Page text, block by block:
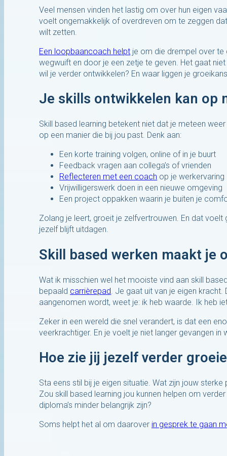
Veel mensen vinden het lastig om over hun eigen
voelt ongemakkelijk of overdreven om te zeggen
wilt zetten.
Een loopbaancoach helpt je om die drempel over te
wegwuift en door je een zetje te geven. Het gaat
wil je verder ontwikkelen? En waar liggen je
Je skills ontwikkelen kan op
Skill based learning betekent niet dat je meteen
op een manier die bij jou past. Denk aan:
Een korte training volgen, online of in je buurt
Feedback vragen aan collega’s of vrienden
Reflecteren met een coach op je werkervaring
Vrijwilligerswerk doen in een nieuwe omgeving
Een project oppakken waarin je buiten je
Zolang je leert, groeit je zelfvertrouwen. En dat
jezelf blijft uitdagen.
Skill based werken maakt je
Wat ik misschien wel het mooiste vind aan skill
bepaald carrièrepad . Je gaat uit van je eigen
aangenomen wordt, weet je: ik heb waarde. Ik heb
Zeker in een wereld die snel verandert, is dat een
veerkrachtiger. En je voelt je niet langer gevangen
Hoe zie jij jezelf verder
Sta eens stil bij je eigen situatie. Wat zijn jouw
Zou skill based learning jou kunnen helpen om
diploma’s minder belangrijk zijn?
Soms helpt het al om daarover in gesprek te gaan